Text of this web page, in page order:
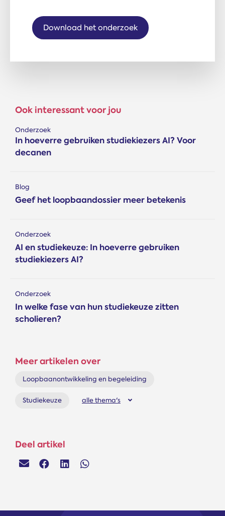
Download het onderzoek
Ook interessant voor jou
Onderzoek
In hoeverre gebruiken studiekiezers AI? Voor
decanen
Blog
Geef het loopbaandossier meer betekenis
Onderzoek
AI en studiekeuze: In hoeverre gebruiken
studiekiezers AI?
Onderzoek
In welke fase van hun studiekeuze zitten
scholieren?
Meer artikelen over
Loopbaanontwikkeling en begeleiding
Studiekeuze alle thema's
Deel artikel